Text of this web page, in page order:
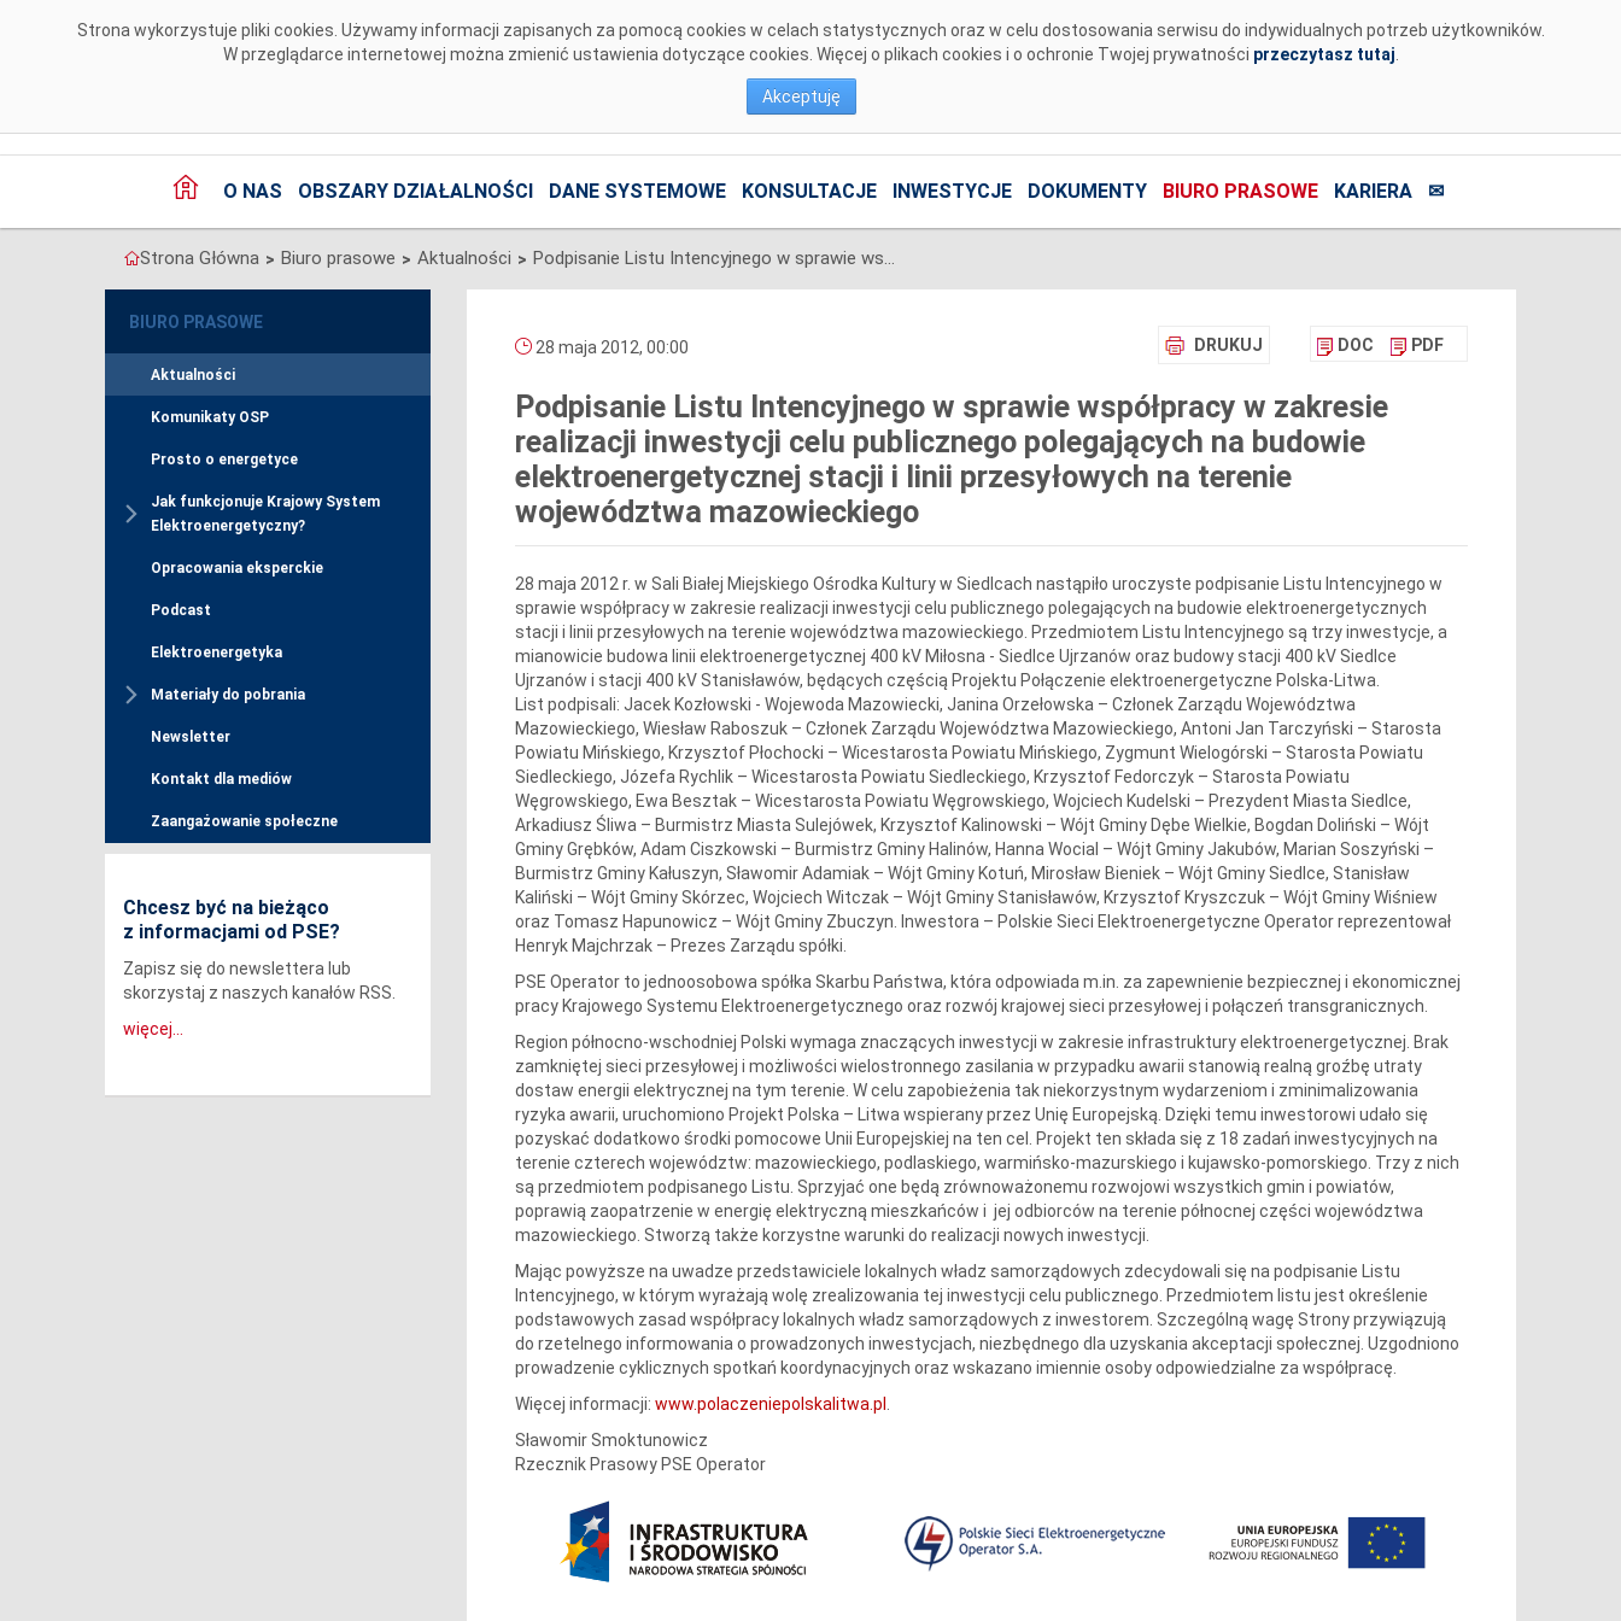
Strona wykorzystuje pliki cookies. Używamy informacji zapisanych za pomocą cookies w celach statystycznych oraz w celu dostosowania serwisu do indywidualnych potrzeb użytkowników.
W przeglądarce internetowej można zmienić ustawienia dotyczące cookies. Więcej o plikach cookies i o ochronie Twojej prywatności przeczytasz tutaj
Akceptuję
O NAS OBSZARY DZIAŁALNOŚCI DANE SYSTEMOWE KONSULTACJE INWESTYCJE DOKUMENTY BIURO PRASOWE KARIERA ✉
Strona Główna > Biuro prasowe > Aktualności > Podpisanie Listu Intencyjnego w sprawie współpracy w zakresie realizacji inwestycji celu publicznego polegających na budowie elektroenergetycznej stacji i linii przesyłowych na terenie województwa mazowieckiego
BIURO PRASOWE
Aktualności
Komunikaty OSP
Prosto o energetyce
Jak funkcjonuje Krajowy System
Elektroenergetyczny?
Opracowania eksperckie
Podcast
Elektroenergetyka
Materiały do pobrania
Newsletter
Kontakt dla mediów
Zaangażowanie społeczne
Chcesz być na bieżąco
z informacjami od PSE?
Zapisz się do newslettera lub
skorzystaj z naszych kanałów RSS.
więcej...
DRUKUJ DOC PDF
28 maja 2012, 00:00
Podpisanie Listu Intencyjnego w sprawie współpracy w zakresie
realizacji inwestycji celu publicznego polegających na budowie
elektroenergetycznej stacji i linii przesyłowych na terenie
województwa mazowieckiego
28 maja 2012 r. w Sali Białej Miejskiego Ośrodka Kultury w Siedlcach nastąpiło uroczyste podpisanie Listu Intencyjnego w
sprawie współpracy w zakresie realizacji inwestycji celu publicznego polegających na budowie elektroenergetycznych
stacji i linii przesyłowych na terenie województwa mazowieckiego. Przedmiotem Listu Intencyjnego są trzy inwestycje, a
mianowicie budowa linii elektroenergetycznej 400 kV Miłosna - Siedlce Ujrzanów oraz budowy stacji 400 kV Siedlce
Ujrzanów i stacji 400 kV Stanisławów, będących częścią Projektu Połączenie elektroenergetyczne Polska-Litwa.
List podpisali: Jacek Kozłowski - Wojewoda Mazowiecki, Janina Orzełowska – Członek Zarządu Województwa
Mazowieckiego, Wiesław Raboszuk – Członek Zarządu Województwa Mazowieckiego, Antoni Jan Tarczyński – Starosta
Powiatu Mińskiego, Krzysztof Płochocki – Wicestarosta Powiatu Mińskiego, Zygmunt Wielogórski – Starosta Powiatu
Siedleckiego, Józefa Rychlik – Wicestarosta Powiatu Siedleckiego, Krzysztof Fedorczyk – Starosta Powiatu
Węgrowskiego, Ewa Besztak – Wicestarosta Powiatu Węgrowskiego, Wojciech Kudelski – Prezydent Miasta Siedlce,
Arkadiusz Śliwa – Burmistrz Miasta Sulejówek, Krzysztof Kalinowski – Wójt Gminy Dębe Wielkie, Bogdan Doliński – Wójt
Gminy Grębków, Adam Ciszkowski – Burmistrz Gminy Halinów, Hanna Wocial – Wójt Gminy Jakubów, Marian Soszyński –
Burmistrz Gminy Kałuszyn, Sławomir Adamiak – Wójt Gminy Kotuń, Mirosław Bieniek – Wójt Gminy Siedlce, Stanisław
Kaliński – Wójt Gminy Skórzec, Wojciech Witczak – Wójt Gminy Stanisławów, Krzysztof Kryszczuk – Wójt Gminy Wiśniew
oraz Tomasz Hapunowicz – Wójt Gminy Zbuczyn. Inwestora – Polskie Sieci Elektroenergetyczne Operator reprezentował
Henryk Majchrzak – Prezes Zarządu spółki.
PSE Operator to jednoosobowa spółka Skarbu Państwa, która odpowiada m.in. za zapewnienie bezpiecznej i ekonomicznej
pracy Krajowego Systemu Elektroenergetycznego oraz rozwój krajowej sieci przesyłowej i połączeń transgranicznych.
Region północno-wschodniej Polski wymaga znaczących inwestycji w zakresie infrastruktury elektroenergetycznej. Brak
zamkniętej sieci przesyłowej i możliwości wielostronnego zasilania w przypadku awarii stanowią realną groźbę utraty
dostaw energii elektrycznej na tym terenie. W celu zapobieżenia tak niekorzystnym wydarzeniom i zminimalizowania
ryzyka awarii, uruchomiono Projekt Polska – Litwa wspierany przez Unię Europejską. Dzięki temu inwestorowi udało się
pozyskać dodatkowo środki pomocowe Unii Europejskiej na ten cel. Projekt ten składa się z 18 zadań inwestycyjnych na
terenie czterech województw: mazowieckiego, podlaskiego, warmińsko-mazurskiego i kujawsko-pomorskiego. Trzy z nich
są przedmiotem podpisanego Listu. Sprzyjać one będą zrównoważonemu rozwojowi wszystkich gmin i powiatów,
poprawią zaopatrzenie w energię elektryczną mieszkańców i jej odbiorców na terenie północnej części województwa
mazowieckiego. Stworzą także korzystne warunki do realizacji nowych inwestycji.
Mając powyższe na uwadze przedstawiciele lokalnych władz samorządowych zdecydowali się na podpisanie Listu
Intencyjnego, w którym wyrażają wolę zrealizowania tej inwestycji celu publicznego. Przedmiotem listu jest określenie
podstawowych zasad współpracy lokalnych władz samorządowych z inwestorem. Szczególną wagę Strony przywiązują
do rzetelnego informowania o prowadzonych inwestycjach, niezbędnego dla uzyskania akceptacji społecznej. Uzgodniono
prowadzenie cyklicznych spotkań koordynacyjnych oraz wskazano imiennie osoby odpowiedzialne za współpracę.
Więcej informacji: www.polaczeniepolskalitwa.pl
Sławomir Smoktunowicz
Rzecznik Prasowy PSE Operator